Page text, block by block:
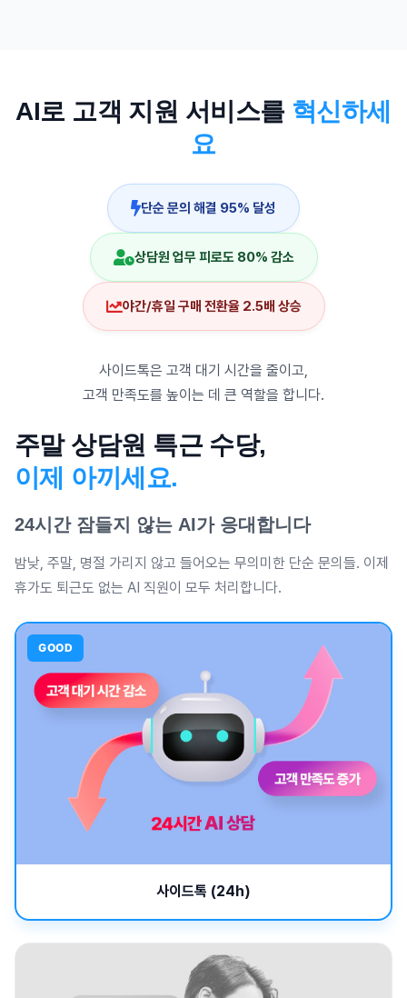
AI로 고객 지원 서비스를 혁신하세
요
단순 문의 해결 95% 달성
상담원 업무 피로도 80% 감소
야간/휴일 구매 전환율 2.5배 상승
사이드톡은 고객 대기 시간을 줄이고,
고객 만족도를 높이는 데 큰 역할을 합니다.
주말 상담원 특근 수당,
이제 아끼세요.
24시간 잠들지 않는 AI가 응대합니다
밤낮, 주말, 명절 가리지 않고 들어오는 무의미한 단순 문의들. 이제
휴가도 퇴근도 없는 AI 직원이 모두 처리합니다.
사이드톡 (24h)